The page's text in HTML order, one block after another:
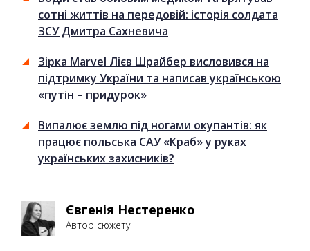
сотні життів на передовій: історія солдата
ЗСУ Дмитра Сахневича
Зірка Marvel Лієв Шрайбер висловився на
підтримку України та написав українською
«путін – придурок»
Випалює землю під ногами окупантів: як
працює польська САУ «Краб» у руках
українських захисників?
Євгенія Нестеренко
Автор сюжету